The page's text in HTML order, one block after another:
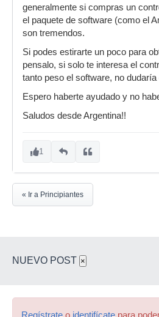
generalmente si compras un
el paquete de software (como el
son tremendos.
Si podes estirarte un poco para
pensalo, si solo te interesa el
tanto peso el software, no
Espero haberte ayudado y no
Saludos desde Argentina!!
1
« Ir a Principiantes
NUEVO POST ×